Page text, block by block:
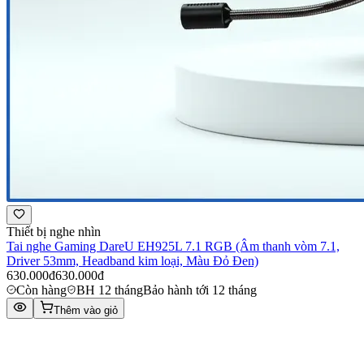
Thiết bị nghe nhìn
Tai nghe Gaming DareU EH925L 7.1 RGB (Âm thanh vòm 7.1,
Driver 53mm, Headband kim loại, Màu Đỏ Đen)
630.000đ630.000đ
Còn hàng
BH 12 thángBảo hành tới 12 tháng
Thêm vào giỏ